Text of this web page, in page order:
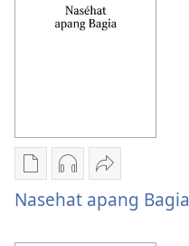
Pilian
ngunduh
digital
Pilihan
unduhan
rekaman
audio
Bagiang
Nasehat
apang
Bagia
Nasehat apang Bagia